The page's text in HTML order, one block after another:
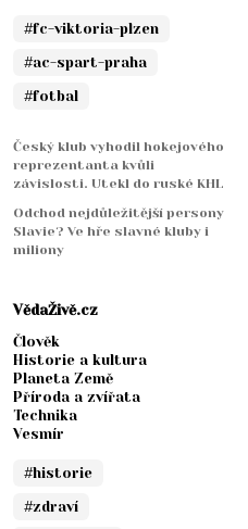
#fc-viktoria-plzen
#ac-spart-praha
#fotbal
Český klub vyhodil hokejového
reprezentanta kvůli
závislosti. Utekl do ruské KHL
Odchod nejdůležitější persony
Slavie? Ve hře slavné kluby i
miliony
VědaŽivě.cz
Člověk
Historie a kultura
Planeta Země
Příroda a zvířata
Technika
Vesmír
#historie
#zdraví